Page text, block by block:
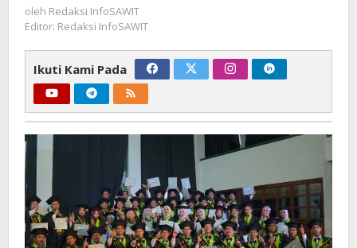
Kerja
InfoSAWIT
oleh Redaksi InfoSAWIT
Editor: Redaksi InfoSAWIT
Ikuti Kami Pada